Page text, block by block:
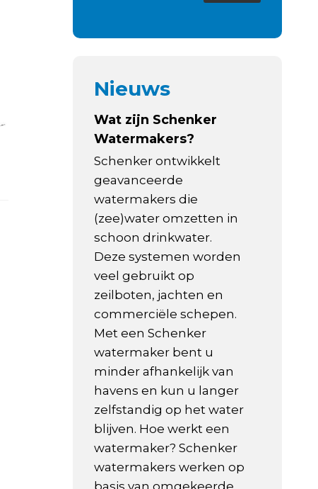
Nieuws
Wat zijn Schenker
Watermakers?
Schenker ontwikkelt
geavanceerde
watermakers die
(zee)water omzetten in
schoon drinkwater.
Deze systemen worden
veel gebruikt op
zeilboten, jachten en
commerciële schepen.
Met een Schenker
watermaker bent u
minder afhankelijk van
havens en kun u langer
zelfstandig op het water
blijven. Hoe werkt een
watermaker? Schenker
watermakers werken op